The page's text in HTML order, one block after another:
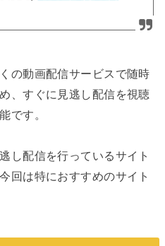
の動画配信サービスで随時
、すぐに見逃し配信を視聴
です。
し配信を行っているサイト
回は特におすすめのサイト